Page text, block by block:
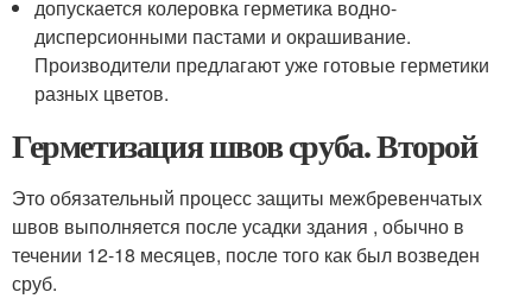
допускается колеровка герметика водно-
дисперсионными пастами и окрашивание.
Производители предлагают уже готовые герметики
разных цветов.
Герметизация швов сруба. Второй
Это обязательный процесс защиты межбревенчатых
швов выполняется после усадки здания , обычно в
течении 12-18 месяцев, после того как был возведен
сруб.